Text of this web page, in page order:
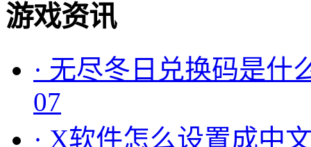
游戏资讯
· 无尽冬日兑换码是什
07
· X软件怎么设置成中